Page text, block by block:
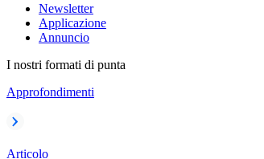
Newsletter
Applicazione
Annuncio
I nostri formati di punta
Approfondimenti
Articolo